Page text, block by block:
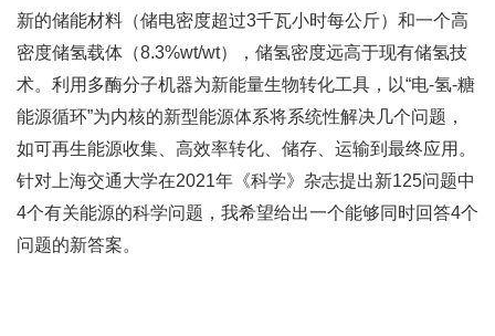
新的储能材料（储电密度超过3千瓦小时每公斤）和一个高
密度储氢载体（8.3%wt/wt），储氢密度远高于现有储氢技
术。利用多酶分子机器为新能量生物转化工具，以“电-氢-糖
能源循环”为内核的新型能源体系将系统性解决几个问题，
如可再生能源收集、高效率转化、储存、运输到最终应用。
针对上海交通大学在2021年《科学》杂志提出新125问题中
4个有关能源的科学问题，我希望给出一个能够同时回答4个
问题的新答案。